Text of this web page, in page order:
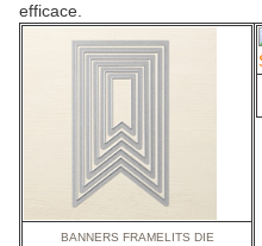
efficace.
BANNERS FRAMELITS DIE